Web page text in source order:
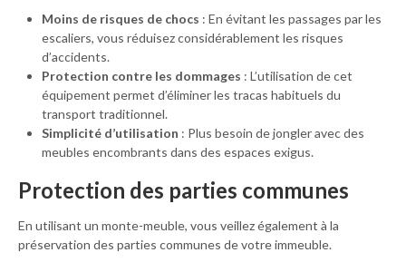
Moins de risques de chocs : En évitant les passages par les
escaliers, vous réduisez considérablement les risques
d’accidents.
Protection contre les dommages : L’utilisation de cet
équipement permet d’éliminer les tracas habituels du
transport traditionnel.
Simplicité d’utilisation : Plus besoin de jongler avec des
meubles encombrants dans des espaces exigus.
Protection des parties communes
En utilisant un monte-meuble, vous veillez également à la
préservation des parties communes de votre immeuble.